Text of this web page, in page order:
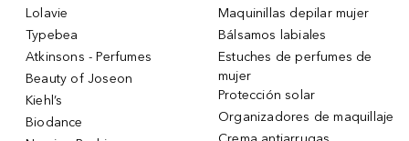
Lolavie
Typebea
Atkinsons - Perfumes
Beauty of Joseon
Kiehl’s
Biodance
Maquinillas depilar mujer
Bálsamos labiales
Estuches de perfumes de
mujer
Protección solar
Organizadores de maquillaje